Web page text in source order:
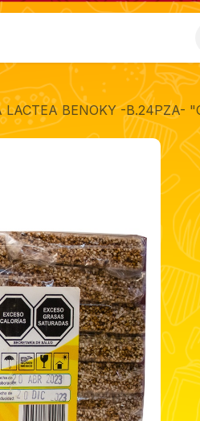
LACTEA BENOKY -B.24PZA-